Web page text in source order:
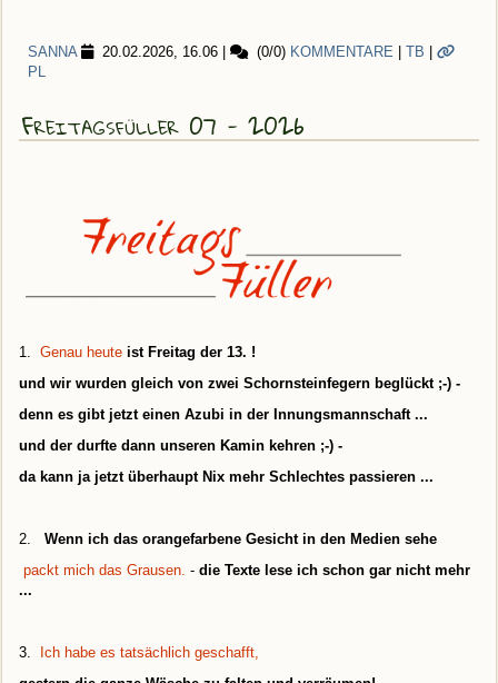
SANNA 20.02.2026, 16.06 (0/0) KOMMENTARE TB
PL
Freitagsfüller 07 - 2026
1. Genau heute ist Freitag der 13. !
und wir wurden gleich von zwei Schornsteinfegern beglückt ;-) -
denn es gibt jetzt einen Azubi in der Innungsmannschaft ...
und der durfte dann unseren Kamin kehren ;-) -
da kann ja jetzt überhaupt Nix mehr Schlechtes passieren ...
2. Wenn ich das orangefarbene Gesicht in den Medien sehe
packt mich das Grausen. - die Texte lese ich schon gar nicht mehr
...
3.
Ich habe es tatsächlich geschafft,